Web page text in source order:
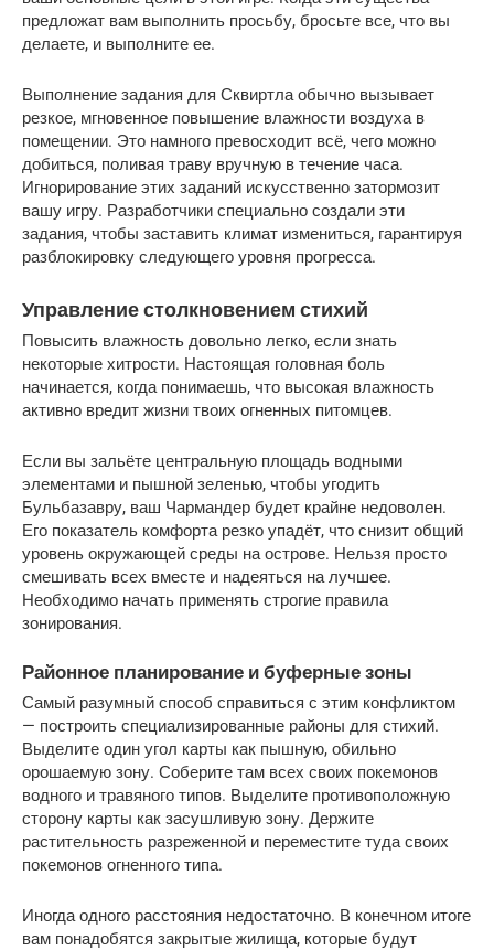
предложат вам выполнить просьбу, бросьте все, что вы
делаете, и выполните ее.
Выполнение задания для Сквиртла обычно вызывает
резкое, мгновенное повышение влажности воздуха в
помещении. Это намного превосходит всё, чего можно
добиться, поливая траву вручную в течение часа.
Игнорирование этих заданий искусственно затормозит
вашу игру. Разработчики специально создали эти
задания, чтобы заставить климат измениться, гарантируя
разблокировку следующего уровня прогресса.
Управление столкновением стихий
Повысить влажность довольно легко, если знать
некоторые хитрости. Настоящая головная боль
начинается, когда понимаешь, что высокая влажность
активно вредит жизни твоих огненных питомцев.
Если вы зальёте центральную площадь водными
элементами и пышной зеленью, чтобы угодить
Бульбазавру, ваш Чармандер будет крайне недоволен.
Его показатель комфорта резко упадёт, что снизит общий
уровень окружающей среды на острове. Нельзя просто
смешивать всех вместе и надеяться на лучшее.
Необходимо начать применять строгие правила
зонирования.
Районное планирование и буферные зоны
Самый разумный способ справиться с этим конфликтом
— построить специализированные районы для стихий.
Выделите один угол карты как пышную, обильно
орошаемую зону. Соберите там всех своих покемонов
водного и травяного типов. Выделите противоположную
сторону карты как засушливую зону. Держите
растительность разреженной и переместите туда своих
покемонов огненного типа.
Иногда одного расстояния недостаточно. В конечном итоге
вам понадобятся закрытые жилища, которые будут